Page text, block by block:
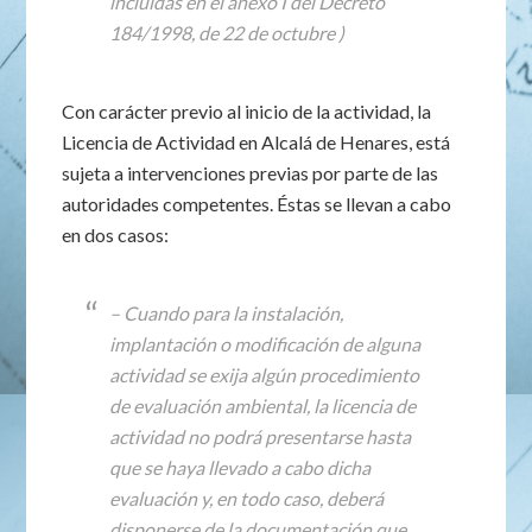
184/1998, de 22 de octubre )
Con carácter previo al inicio de la actividad, la
Licencia de Actividad en Alcalá de Henares, está
sujeta a intervenciones previas por parte de las
autoridades competentes. Éstas se llevan a cabo
en dos casos:
– Cuando para la instalación,
implantación o modificación de alguna
actividad se exija algún procedimiento
de evaluación ambiental, la licencia de
actividad no podrá presentarse hasta
que se haya llevado a cabo dicha
evaluación y, en todo caso, deberá